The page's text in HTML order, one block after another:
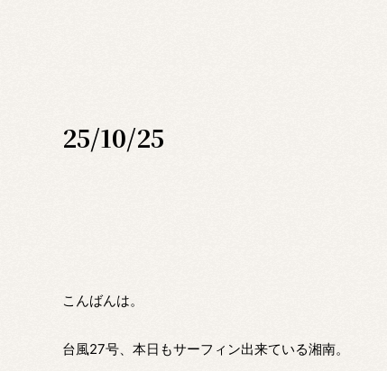
25/10/25
こんばんは。
台風27号、本日もサーフィン出来ている湘南。